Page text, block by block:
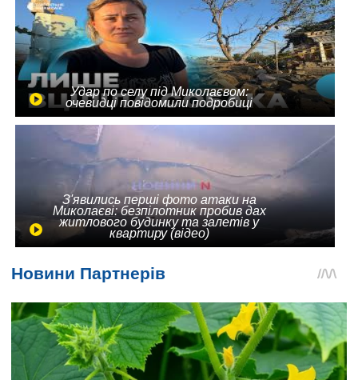
Удар по селу під Миколаєвом:
очевидці повідомили подробиці
З'явились перші фото атаки на
Миколаєві: безпілотник пробив дах
житлового будинку та залетів у
квартиру (відео)